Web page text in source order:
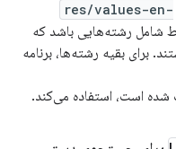
res/values-en-
شامل رشته‌هایی باشد که
برای بقیه رشته‌ها، برنامه
شده است، استفاده می‌کند.